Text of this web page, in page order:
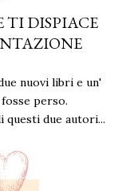
DISPIACE
nuovi libri e un'
perso.
due autori...